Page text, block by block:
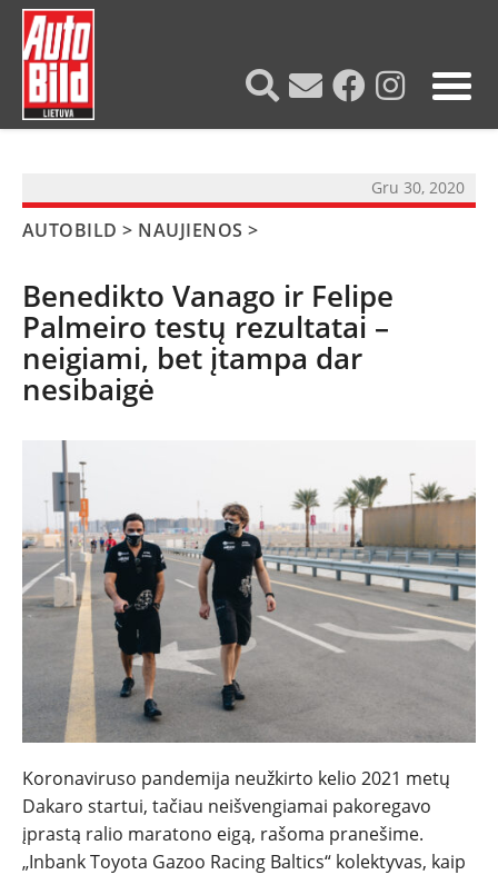
NAUJIENOS
TESTAI
NAUJI
NAUDOTI
REPORTAŽAI
SPORTAS
Gru 30, 2020
AUTOBILD > NAUJIENOS >
Benedikto Vanago ir Felipe
Palmeiro testų rezultatai –
neigiami, bet įtampa dar
nesibaigė
Koronaviruso pandemija neužkirto kelio 2021 metų
Dakaro startui, tačiau neišvengiamai pakoregavo
įprastą ralio maratono eigą, rašoma pranešime.
„Inbank Toyota Gazoo Racing Baltics“ kolektyvas, kaip